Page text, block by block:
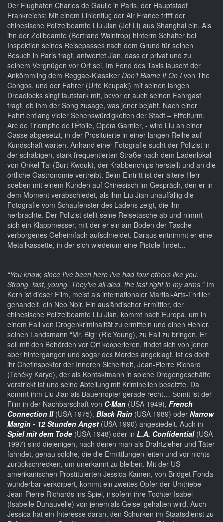
Der Flughafen Charles de Gaulle in Paris, der Hauptstadt
Frankreichs: Mit einem Linienflug der Air France trifft der
chinesische Polizeibeamte Liu Jian (Jet Li) aus Shanghai ein. Als
ihn der Zollbeamte (Bertrand Waintrop) hinterm Schalter bei
Inspektion seines Reisepasses nach dem Grund für seinen
Besuch in Paris fragt, antwortet Jian, dass er privat und zu
seinem Vergnügen vor Ort sei. Im Fond des Taxis lauscht der
Ankömmling dem Reggae-Klassiker Don’t Blame It On I von The
Congos, und der Fahrer (Urfé Koupaki) mit seinen langen
Dreadlocks singt lautstark mit, bevor er auch seinen Fahrgast
fragt, ob ihm der Song zusage, was jener bejaht. Nach einer
Fahrt entlang vieler Sehenswürdigkeiten der Stadt – Eiffelturm,
Arc de Triomphe de l’Étoile, Opéra Garnier, - wird Liu an einer
Gasse abgesetzt, in der Prosituierte in einer langen Reihe auf
Kundschaft warten. Anhand einer Fotografie sucht der Polizist in
der schäbigen, stark frequentierten Straße nach dem Ladenlokal
von Onkel Tai (Burt Kwouk), der Krabbenchips herstellt und an die
örtliche Gastronomie vertreibt. Beim Eintritt ist der ältere Herr
soeben mit einem Kunden auf Chinesisch im Gespräch, den er in
dem Moment verabschiedet, als ihm Liu Jian unauffällig die
Fotografie vom Schaufenster des Ladens zeigt, die ihn
herbrachte. Der Polizist stellt seine Reisetasche ab und nimmt
sich ein Klappmesser, mit der er ein am Boden der Tasche
verborgenes Geheimfach aufschneidet. Daraus entnimmt er eine
Metallkassette, in der sich wiederum eine Pistole findet...
“You know, since I've been here I've had four others like you.
Strong, fast, young. They've all died, the last right in my arms.”Im
Kern ist dieser Film, meist als internationaler Martial-Arts-Thriller
gehandelt, ein Neo Noir. Ein ausländischer Ermittler, der
chinesische Polizeibeamte Liu Jian, kommt nach Europa, um in
einem Fall von Drogenkriminalität zu ermitteln und einen Hehler,
seinen Landsmann “Mr. Big“ (Ric Young), zu Fall zu bringen. Er
soll mit den Behörden vor Ort kooperieren, findet sich von jenen
aber hintergangen und sogar des Mordes angeklagt, ist es doch
ihr Chefinspektor der Inneren Sicherheit, Jean-Pierre Richard
(Tchéky Karyo), der als Kontaktmann in solche Drogengeschäfte
verstrickt ist und seine Abteilung mit Kriminellen besetzte. Da
kommt ihm Liu Jian als Bauernopfer gerade recht… Somit ist der
Film in der Nachbarschaft von C-Man (USA 1949), French
Connection II (USA 1975), Black Rain (USA 1989) oder Narrow
Margin - 12 Stunden Angst (USA 1990) angesiedelt. Auch in
Spiel mit dem Tode (USA 1948) oder in L.A. Confidential (USA
1997) sind diejenigen, nach denen man als Drahtzieher und Täter
fahndet, genau solche, die die Ermittlungen leiten und vor nichts
zurückschrecken, um unerkannt zu bleiben. Mit der US-
amerikanischen Prostituierten Jessica Kamen, von Bridget Fonda
wunderbar verkörpert, kommt ein zweites Opfer der Umtriebe
Jean-Pierre Richards ins Spiel, insofern ihre Tochter Isabel
(Isabelle Duhauvelle) von jenem als Geisel gehalten wird. Auch
Jessica hat ein Interesse daran, den Schurken im Staatsdienst zu